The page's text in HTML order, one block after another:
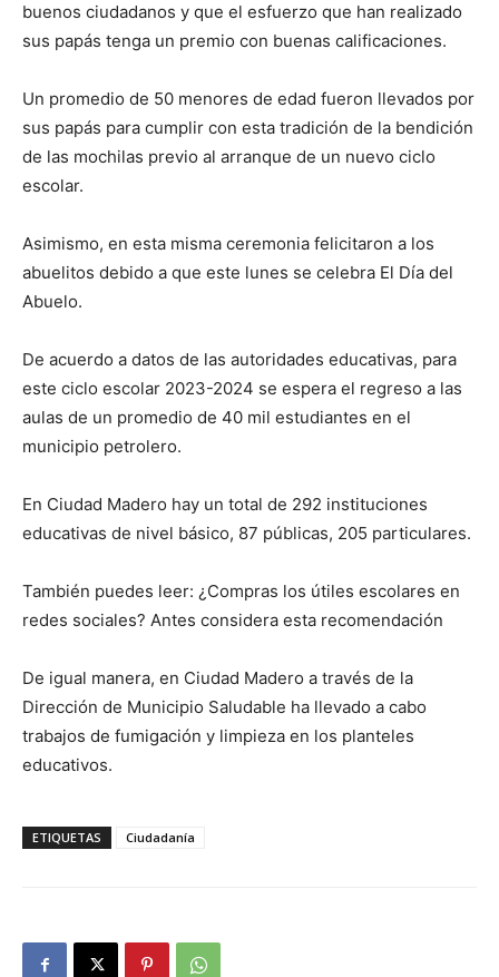
buenos ciudadanos y que el esfuerzo que han realizado
sus papás tenga un premio con buenas calificaciones.
Un promedio de 50 menores de edad fueron llevados por
sus papás para cumplir con esta tradición de la bendición
de las mochilas previo al arranque de un nuevo ciclo
escolar.
Asimismo, en esta misma ceremonia felicitaron a los
abuelitos debido a que este lunes se celebra El Día del
Abuelo.
De acuerdo a datos de las autoridades educativas, para
este ciclo escolar 2023-2024 se espera el regreso a las
aulas de un promedio de 40 mil estudiantes en el
municipio petrolero.
En Ciudad Madero hay un total de 292 instituciones
educativas de nivel básico, 87 públicas, 205 particulares.
También puedes leer: ¿Compras los útiles escolares en
redes sociales? Antes considera esta recomendación
De igual manera, en Ciudad Madero a través de la
Dirección de Municipio Saludable ha llevado a cabo
trabajos de fumigación y limpieza en los planteles
educativos.
ETIQUETAS Ciudadanía